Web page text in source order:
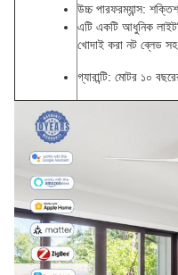
উচ্চ পারফরম্যান্স:
এটি একটি আধুনিক
খোদাই করা নট ব্লেড
গ্যারান্টি: মোটর ১০